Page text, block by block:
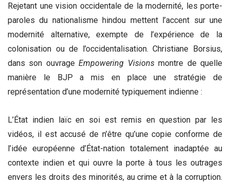
Rejetant une vision occidentale de la modernité, les porte-
paroles du nationalisme hindou mettent l’accent sur une
modernité alternative, exempte de l’expérience de la
colonisation ou de l’occidentalisation. Christiane Borsius,
dans son ouvrageEmpowering Visionsmontre de quelle
manière le BJP a mis en place une stratégie de
représentation d’une modernité typiquement indienne :
L’État indien laïc en soi est remis en question par les
vidéos, il est accusé de n’être qu’une copie conforme de
l’idée européenne d’État-nation totalement inadaptée au
contexte indien et qui ouvre la porte à tous les outrages
envers les droits des minorités, au crime et à la corruption.